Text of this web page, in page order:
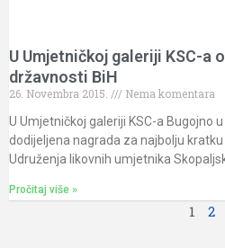
U Umjetničkoj galeriji KSC-a
državnosti BiH
26. Novembra 2015.
Nema komentara
U Umjetničkoj galeriji KSC-a Bugojno
dodijeljena nagrada za najbolju
Udruženja likovnih umjetnika
Pročitaj više »
1 2